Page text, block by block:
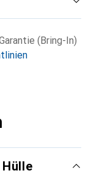
(Bring-In)